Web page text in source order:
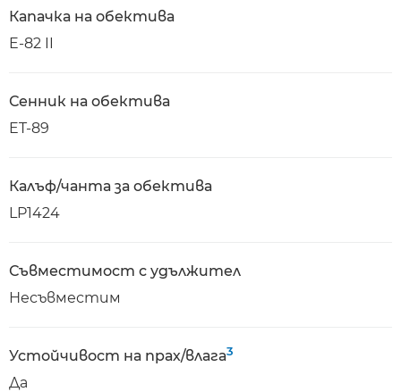
Капачка на обектива
E-82 II
Сенник на обектива
ET-89
Калъф/чанта за обектива
LP1424
Съвместимост с удължител
Несъвместим
Устойчивост на прах/влага3
Да